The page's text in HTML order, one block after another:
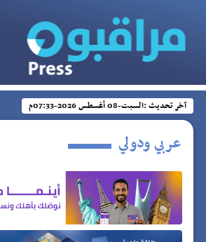
آخر تحديث :السبت-08 أغسطس 2026-07:33م
عربي ودولي